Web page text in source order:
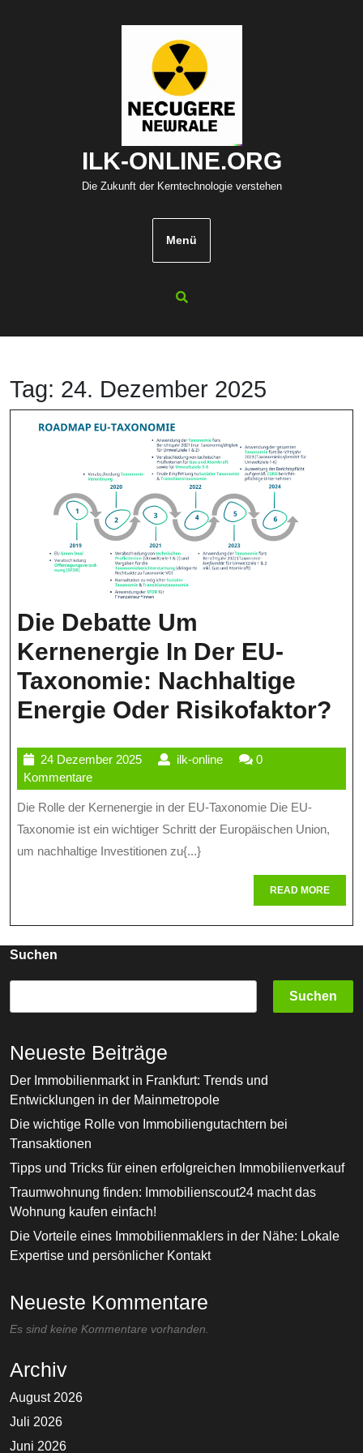
ILK-ONLINE.ORG
Die Zukunft der Kerntechnologie verstehen
Menü
Tag: 24. Dezember 2025
Die Debatte Um
Kernenergie In Der EU-
Taxonomie: Nachhaltige
Energie Oder Risikofaktor?
24 Dezember 202524
2025
ilk-onlineilk-
0
Kommentare
Die Rolle der Kernenergie in der EU-Taxonomie Die EU-
Taxonomie ist ein wichtiger Schritt der Europäischen Union,
um nachhaltige Investitionen zu{...}
READ MOREREAD
MORE
Suchen
Suchen
Neueste Beiträge
Der Immobilienmarkt in Frankfurt: Trends und
Entwicklungen in der Mainmetropole
Die wichtige Rolle von Immobiliengutachtern bei
Transaktionen
Tipps und Tricks für einen erfolgreichen Immobilienverkauf
Traumwohnung finden: Immobilienscout24 macht das
Wohnung kaufen einfach!
Die Vorteile eines Immobilienmaklers in der Nähe: Lokale
Expertise und persönlicher Kontakt
Neueste Kommentare
Es sind keine Kommentare vorhanden.
Archiv
August 2026
Juli 2026
Juni 2026